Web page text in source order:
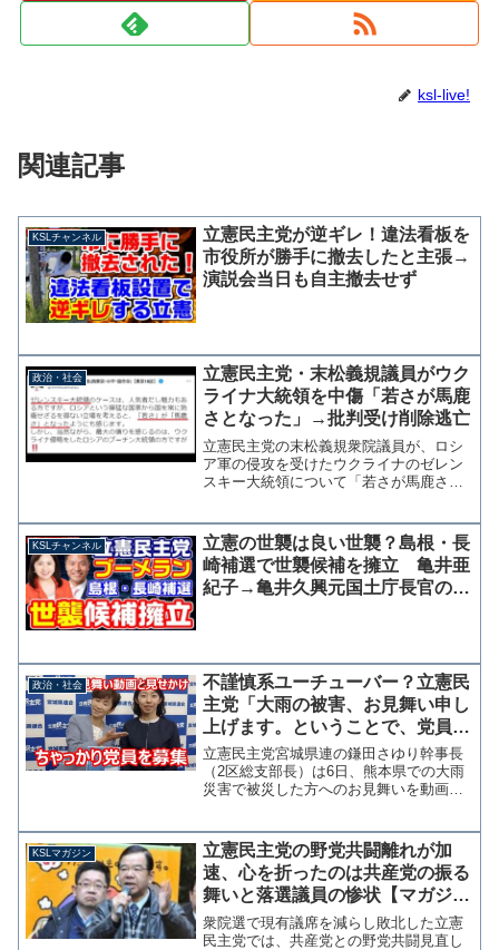
ksl-live!
関連記事
KSLチャンネル
立憲民主党が逆ギレ！違法看板を
市役所が勝手に撤去したと主張→
演説会当日も自主撤去せず
政治・社会
立憲民主党・末松義規議員がウク
ライナ大統領を中傷「若さが馬鹿
さとなった」→批判受け削除逃亡
立憲民主党の末松義規衆院議員が、ロシ
ア軍の侵攻を受けたウクライナのゼレン
スキー大統領について「若さが馬鹿さと
義規 衆議院議員(西東京･小平･国分寺)
【東京19区】ゼレン...
KSLチャンネル
立憲の世襲は良い世襲？島根・長
崎補選で世襲候補を擁立 亀井亜
紀子→亀井久興元国土庁長官の
政治・社会
不謹慎系ユーチューバー？立憲民
主党「大雨の被害、お見舞い申し
上げます。ということで、党員を
募集中です。どうぞよろしく！」
ヘラヘラと笑う動画を投稿
立憲民主党宮城県連の鎌田さゆり幹事長
（2区総支部長）は6日、熊本県での大雨
災害で被災した方へのお見舞いを動画付
集」で、お見舞いを述べる前後では宮城2
区の幹事長に就任した...
KSLマガジン
立憲民主党の野党共闘離れが加
速、心を折ったのは共産党の振る
舞いと落選議員の惨状【マガジン
145号】
衆院選で現有議席を減らし敗北した立憲
民主党では、共産党との野党共闘見直し